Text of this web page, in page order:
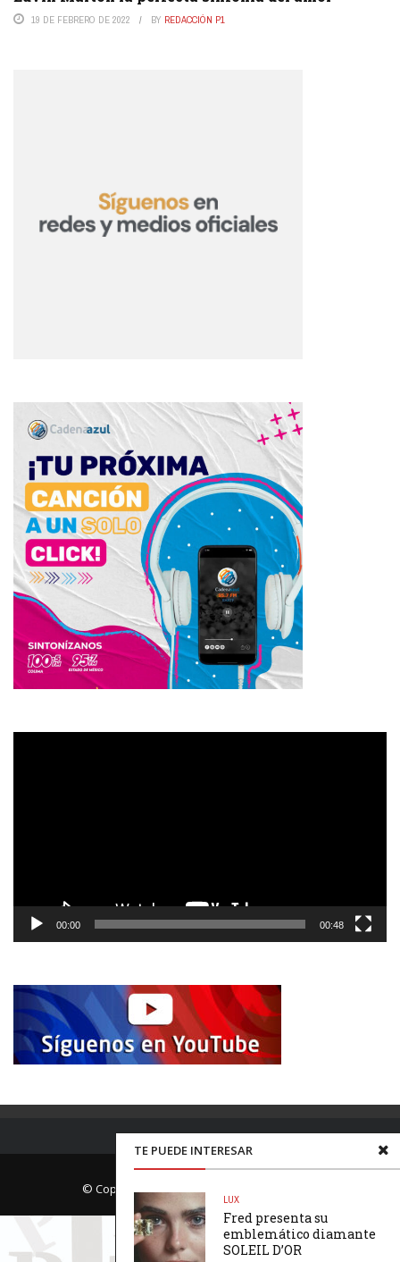
19 DE FEBRERO DE 2022 BY REDACCIÓN P1
TE PUEDE INTERESAR
LUX
Fred presenta su
emblemático diamante
SOLEIL D’OR
00:00 00:48
© Copyright Página Uno. All rights reserved.